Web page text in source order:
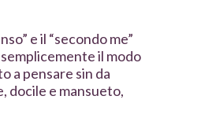
e il “secondo me”
il modo
a pensare sin da
docile e mansueto,